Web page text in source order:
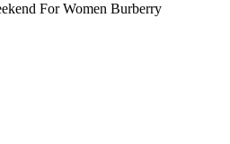
For Women Burberry